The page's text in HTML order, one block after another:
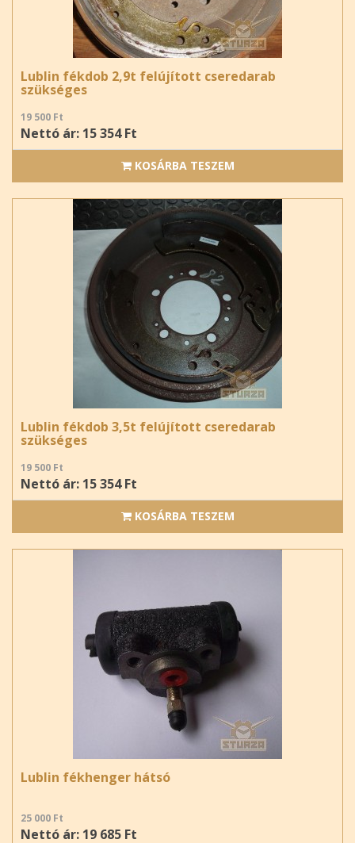
Lublin fékdob 2,9t felújított cseredarab
szükséges
19 500 Ft
Nettó ár: 15 354 Ft
KOSÁRBA TESZEM
Lublin fékdob 3,5t felújított cseredarab
szükséges
19 500 Ft
Nettó ár: 15 354 Ft
KOSÁRBA TESZEM
Lublin fékhenger hátsó
25 000 Ft
Nettó ár: 19 685 Ft